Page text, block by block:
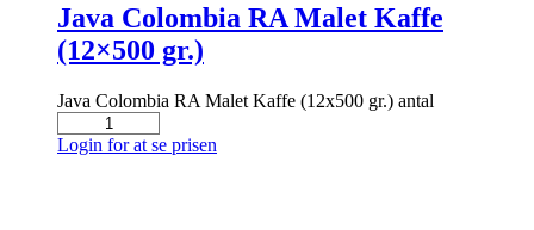
Java Colombia RA Malet Kaffe
(12×500 gr.)
Java Colombia RA Malet Kaffe (12x500 gr.) antal
Login for at se prisen